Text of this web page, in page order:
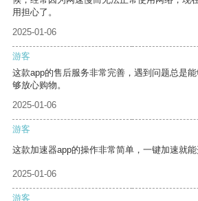
用担心了。
2025-01-06
游客
这款app的售后服务非常完善，遇到问题总是
够放心购物。
2025-01-06
游客
这款加速器app的操作非常简单，一键加速就能
2025-01-06
游客